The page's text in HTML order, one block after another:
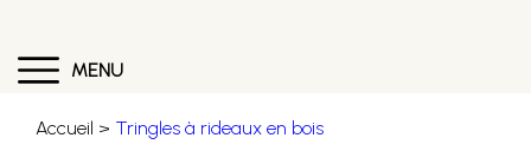
MENU
Accueil > Tringles à rideaux en bois